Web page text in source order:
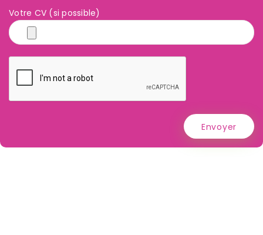
Votre CV (si possible)
Envoyer